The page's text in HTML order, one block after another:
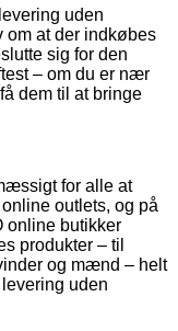
uden
om at der indkøbes
sig for den
– om du er nær
dem til at bringe
for alle at
outlets, og på
online butikker
produkter – til
og mænd – helt
uden